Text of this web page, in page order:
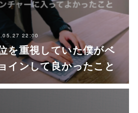
22:00
を重視していた僕がベ
インして良かったこと